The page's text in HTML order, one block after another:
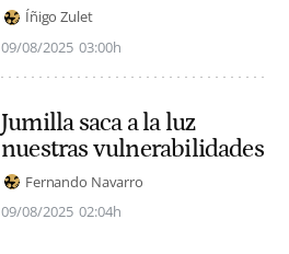
Íñigo Zulet
09/08/2025 03:00h
Jumilla saca a la luz
nuestras vulnerabilidades
Fernando Navarro
09/08/2025 02:04h